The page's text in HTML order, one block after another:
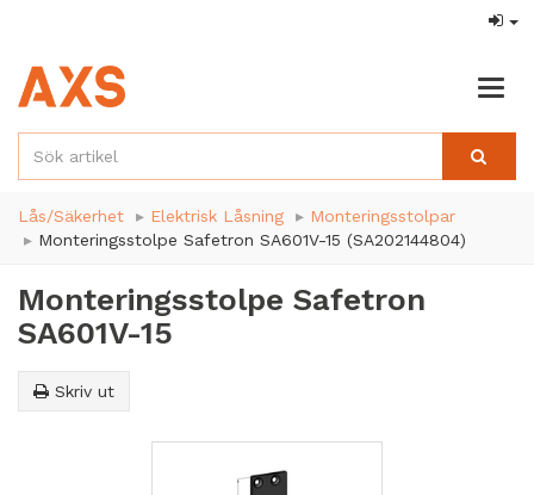
Lås/Säkerhet Elektrisk Låsning
Monteringsstolpar
Monteringsstolpe Safetron SA601V-15 (SA202144804)
Monteringsstolpe Safetron
SA601V-15
Skriv ut